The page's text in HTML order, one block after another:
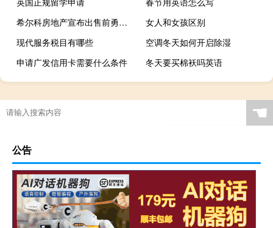
希尔科房地产宣布出售前勇敢 印第安纳州印第安纳波利斯附近的Cucina Italiana餐厅
女人和女孩区别
现代服务税目有哪些
空调冬天如何开启除湿
申请广发信用卡需要什么条件
冬天要买棉袄吗英语
☚
公告